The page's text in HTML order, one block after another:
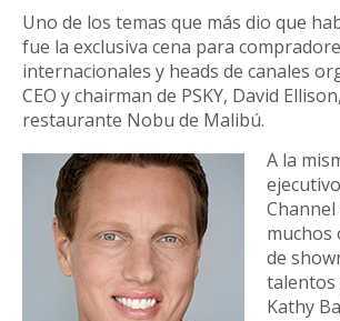
Uno de los temas que más dio que
fue la exclusiva cena para
internacionales y heads de canales
CEO y chairman de PSKY, David
restaurante Nobu de Malibú.
A la
Channel
muchos
de
talentos
Kathy